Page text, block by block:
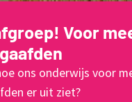
Voor
ons onderwijs voor
er uit ziet?